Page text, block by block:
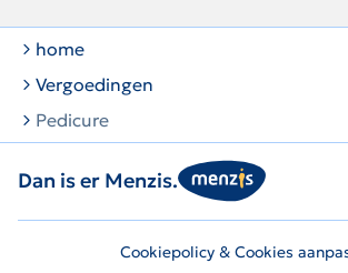
home
Vergoedingen
Pedicure
Dan is er Menzis.
Cookiepolicy & Cookies